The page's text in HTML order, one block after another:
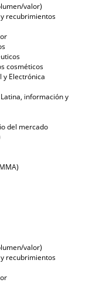
valor)
recubrimientos
cosméticos
y Electrónica
información y
del mercado
valor)
recubrimientos